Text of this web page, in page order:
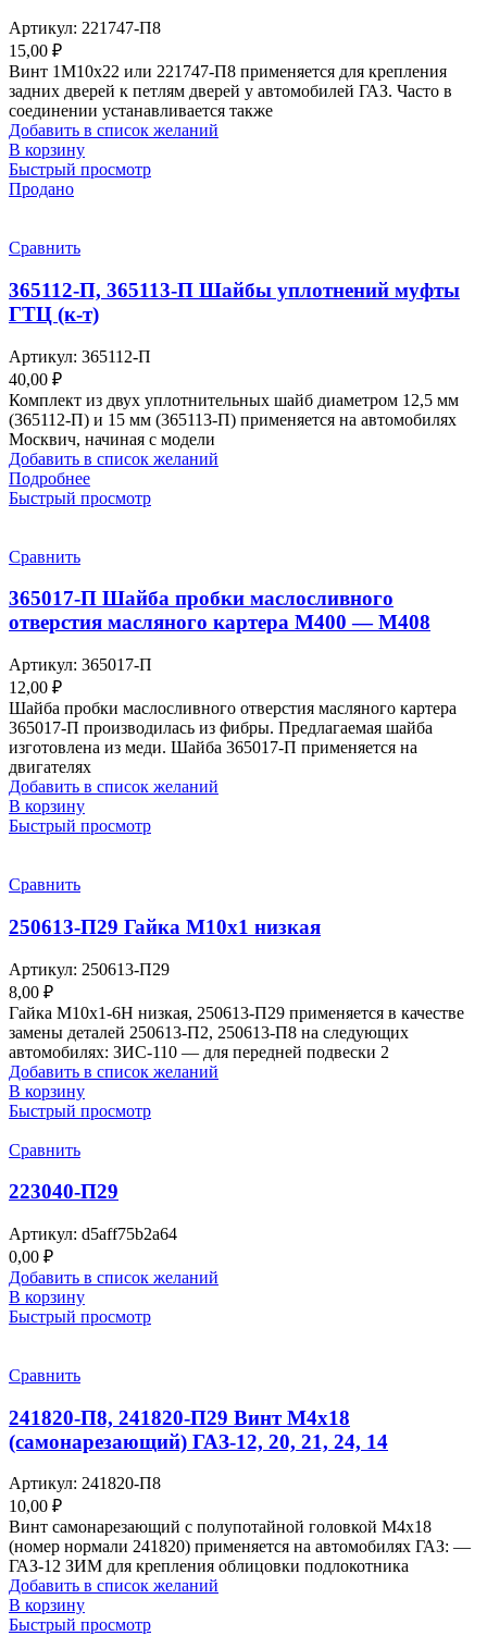
Артикул: 221747-П8
15,00 ₽
Винт 1М10х22 или 221747-П8 применяется для крепления
задних дверей к петлям дверей у автомобилей ГАЗ. Часто в
соединении устанавливается также
Добавить в список желаний
В корзину
Быстрый просмотр
Продано
Сравнить
365112-П, 365113-П Шайбы уплотнений муфты
ГТЦ (к-т)
Артикул: 365112-П
40,00 ₽
Комплект из двух уплотнительных шайб диаметром 12,5 мм
(365112-П) и 15 мм (365113-П) применяется на автомобилях
Москвич, начиная с модели
Добавить в список желаний
Подробнее
Быстрый просмотр
Сравнить
365017-П Шайба пробки маслосливного
отверстия масляного картера М400 — М408
Артикул: 365017-П
12,00 ₽
Шайба пробки маслосливного отверстия масляного картера
365017-П производилась из фибры. Предлагаемая шайба
изготовлена из меди. Шайба 365017-П применяется на
двигателях
Добавить в список желаний
В корзину
Быстрый просмотр
Сравнить
250613-П29 Гайка М10х1 низкая
Артикул: 250613-П29
8,00 ₽
Гайка М10х1-6Н низкая, 250613-П29 применяется в качестве
замены деталей 250613-П2, 250613-П8 на следующих
автомобилях: ЗИС-110 — для передней подвески 2
Добавить в список желаний
В корзину
Быстрый просмотр
Сравнить
223040-П29
Артикул: d5aff75b2a64
0,00 ₽
Добавить в список желаний
В корзину
Быстрый просмотр
Сравнить
241820-П8, 241820-П29 Винт М4х18
(самонарезающий) ГАЗ-12, 20, 21, 24, 14
Артикул: 241820-П8
10,00 ₽
Винт самонарезающий с полупотайной головкой М4х18
(номер нормали 241820) применяется на автомобилях ГАЗ: —
ГАЗ-12 ЗИМ для крепления облицовки подлокотника
Добавить в список желаний
В корзину
Быстрый просмотр